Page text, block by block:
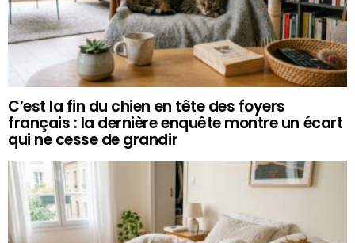
C’est la fin du chien en tête des foyers
français : la dernière enquête montre un écart
qui ne cesse de grandir